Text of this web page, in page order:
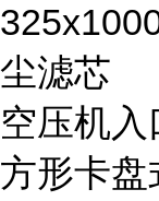
尘滤芯
空压机
方形卡盘